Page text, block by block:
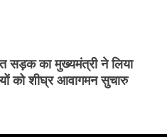
सड़क का मुख्यमंत्री ने लिया
को शीघ्र आवागमन सुचारु